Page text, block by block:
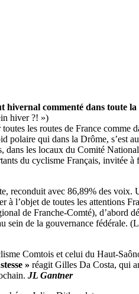
commenté dans toute
hiver ?! »)
les routes de France
qui dans la Drôme, s’est
dans les locaux du Comité
du cyclisme Français, invitée
reconduit avec 86,89% des
l’objet de toutes les attentions
de Franche-Comté), d’abord
de la gouvernance fédérale.
Comtois et celui du Haut-
» réagit Gilles Da Costa, qui
JL Gantner